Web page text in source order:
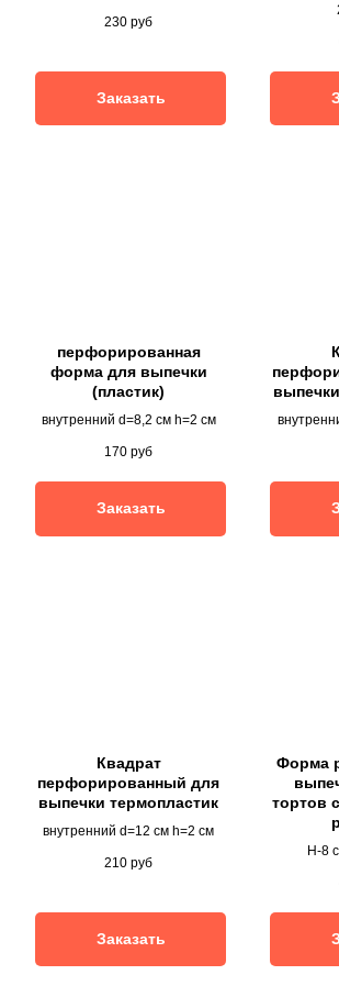
230 руб
Заказать
перфорированная
форма для выпечки
(пластик)
внутренний d=8,2 см h=2 см
170 руб
Заказать
Квадрат
перфорированный для
выпечки термопластик
внутренний d=12 см h=2 см
210 руб
Заказать
Форма
тортов
H-8